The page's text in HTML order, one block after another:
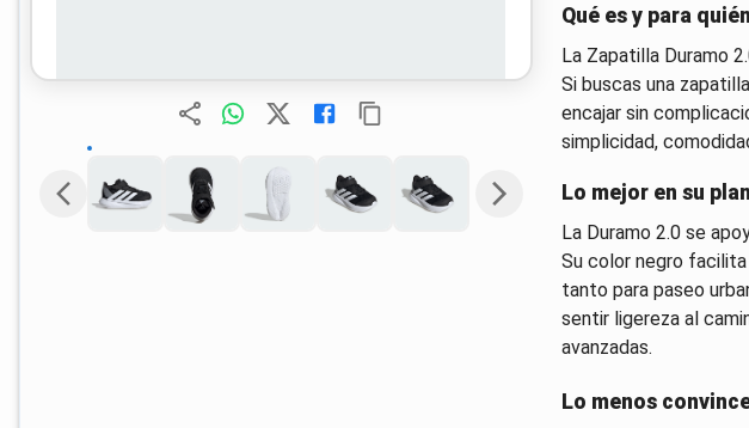
Qué es y para quién
La Zapatilla Duramo
Si buscas una
encajar sin
simplicidad,
Lo mejor en su
La Duramo 2.0 se
Su color negro
tanto para paseo
sentir ligereza al
avanzadas.
Lo menos